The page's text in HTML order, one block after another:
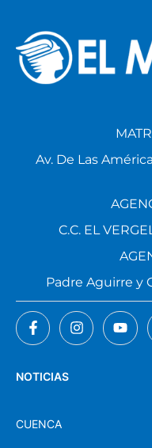
NOTICIAS
CUENCA
Av. De Las
C.C. EL
Padre Aguirre y